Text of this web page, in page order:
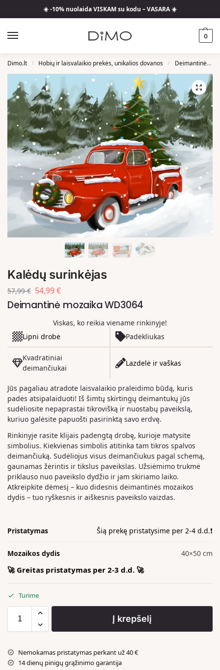
☀️ -10% nuolaida VISKAM su kodu – VASARA ☀️
0
Dimo.lt / Hobių ir laisvalaikio prekės, unikalios dovanos / Deimantinės Mozaikos
Kalėdų surinkėjas
57,99€ 54,99€
Deimantinė mozaika WD3064
Viskas, ko reikia viename rinkinyje!
Lipni drobė
Padėkliukas
Kvadratiniai
deimančiukai
Lazdelė ir vaškas
Jūs pagaliau atradote laisvalaikio praleidimo būdą, kuris
padės atsipalaiduoti! Iš šimtų skirtingų deimantukų jūs
sudėliosite nepaprastai tikrovišką ir nuostabų paveikslą,
kuriuo galėsite papuošti pasirinktą savo erdvę.
Rinkinyje rasite klijais padengtą drobę, kurioje matysite
simbolius. Kiekvienas simbolis atitinka tam tikros spalvos
deimančiuką. Sudėliojus visus deimančiukus pagal schemą,
gaunamas žėrintis ir tikslus paveikslas. Užsiėmimo trukmė
priklauso nuo paveikslo dydžio ir jam skiriamo laiko.
Atkreipkite dėmesį – kuo didesnis deimantinės mozaikos
dydis – tuo ryškesnis ir aiškesnis paveikslo vaizdas.
Pristatymas Šią prekę pristatysime per 2-4 d.d.❗️
Mozaikos dydis 40×50 cm
🚀 Greitas pristatymas per 2-3 d.d. 🚀
Turime
Į krepšelį
Nemokamas pristatymas perkant už 40 €
14 dienų pinigų grąžinimo garantija